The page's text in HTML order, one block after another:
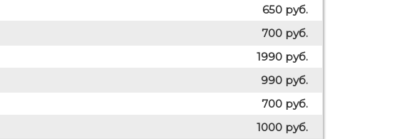
650 руб.
700 руб.
1990 руб.
990 руб.
700 руб.
1000 руб.